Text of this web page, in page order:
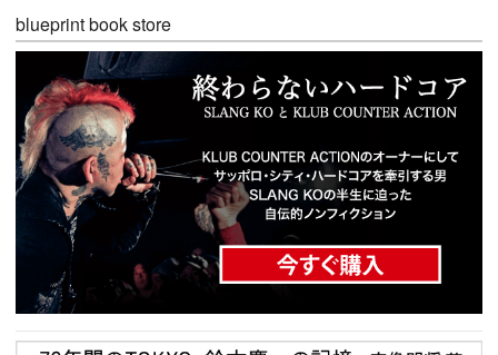
blueprint book store